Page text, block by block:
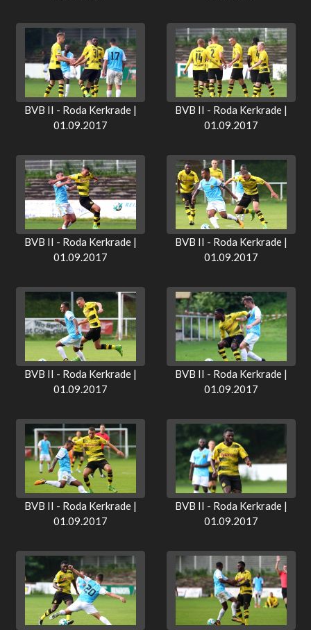
BVB II - Roda Kerkrade |
01.09.2017
BVB II - Roda Kerkrade |
01.09.2017
BVB II - Roda Kerkrade |
01.09.2017
BVB II - Roda Kerkrade |
01.09.2017
BVB II - Roda Kerkrade |
01.09.2017
BVB II - Roda Kerkrade |
01.09.2017
BVB II - Roda Kerkrade |
01.09.2017
BVB II - Roda Kerkrade |
01.09.2017